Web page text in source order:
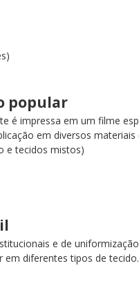
popular
é impressa em um filme
em diversos
e tecidos mistos)
e de
em diferentes tipos de tecido.